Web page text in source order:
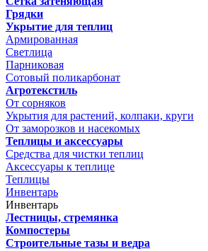
Грядки
Укрытие для теплиц
Армированная
Светлица
Парниковая
Сотовый поликарбонат
Агротекстиль
От сорняков
Укрытия для растений, колпаки, круги
От заморозков и насекомых
Теплицы и аксессуары
Средства для чистки теплиц
Аксессуары к теплице
Теплицы
Инвентарь
Инвентарь
Лестницы, стремянка
Компостеры
Строительные тазы и ведра